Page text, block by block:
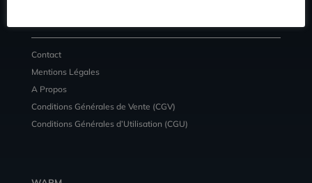
Contact
Mentions Légales
A Propos
Conditions Générales de Vente (CGV)
Conditions Générales d’Utilisation (CGU)